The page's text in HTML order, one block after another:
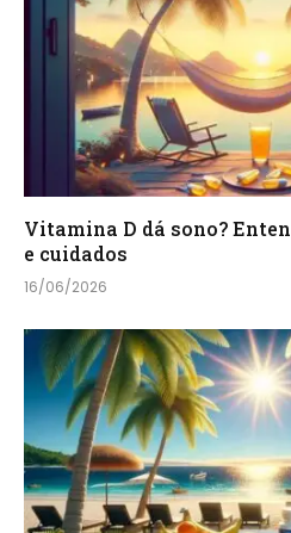
Vitamina D dá sono?
e cuidados
16/06/2026